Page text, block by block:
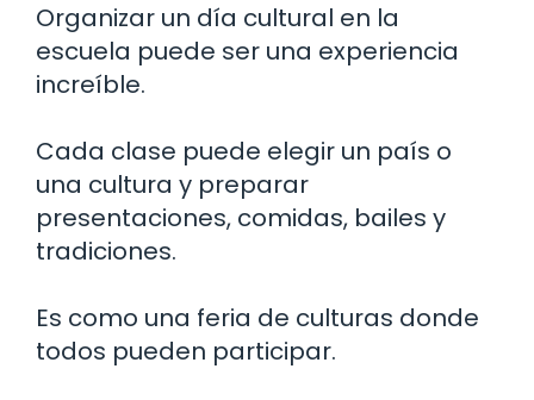
Organizar un día cultural en la
escuela puede ser una experiencia
increíble.
Cada clase puede elegir un país o
una cultura y preparar
presentaciones, comidas, bailes y
tradiciones.
Es como una feria de culturas donde
todos pueden participar.